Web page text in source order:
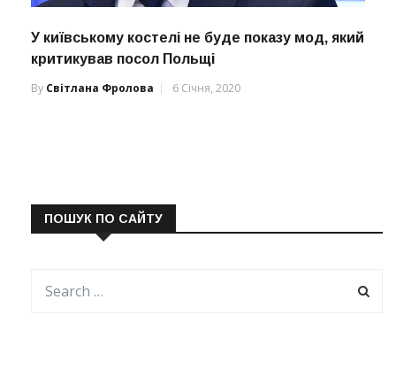
У київському костелі не буде показу мод, який
критикував посол Польщі
By Світлана Фролова 6 Січня, 2020
ПОШУК ПО САЙТУ